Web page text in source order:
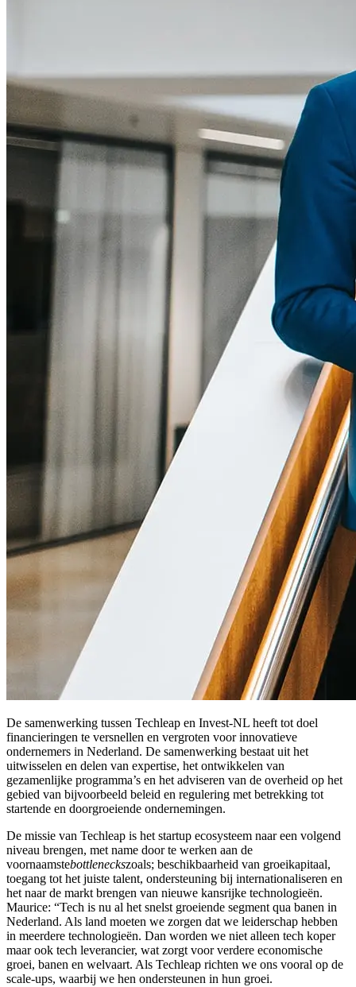
De samenwerking tussen Techleap en Invest-NL heeft tot doel
financieringen te versnellen en vergroten voor innovatieve
ondernemers in Nederland. De samenwerking bestaat uit het
uitwisselen en delen van expertise, het ontwikkelen van
gezamenlijke programma’s en het adviseren van de overheid op het
gebied van bijvoorbeeld beleid en regulering met betrekking tot
startende en doorgroeiende ondernemingen.
De missie van Techleap is het startup ecosysteem naar een volgend
niveau brengen, met name door te werken aan de
voornaamstebottleneckszoals; beschikbaarheid van groeikapitaal,
toegang tot het juiste talent, ondersteuning bij internationaliseren en
het naar de markt brengen van nieuwe kansrijke technologieën.
Maurice: “Tech is nu al het snelst groeiende segment qua banen in
Nederland. Als land moeten we zorgen dat we leiderschap hebben
in meerdere technologieën. Dan worden we niet alleen tech koper
maar ook tech leverancier, wat zorgt voor verdere economische
groei, banen en welvaart. Als Techleap richten we ons vooral op de
scale-ups, waarbij we hen ondersteunen in hun groei.